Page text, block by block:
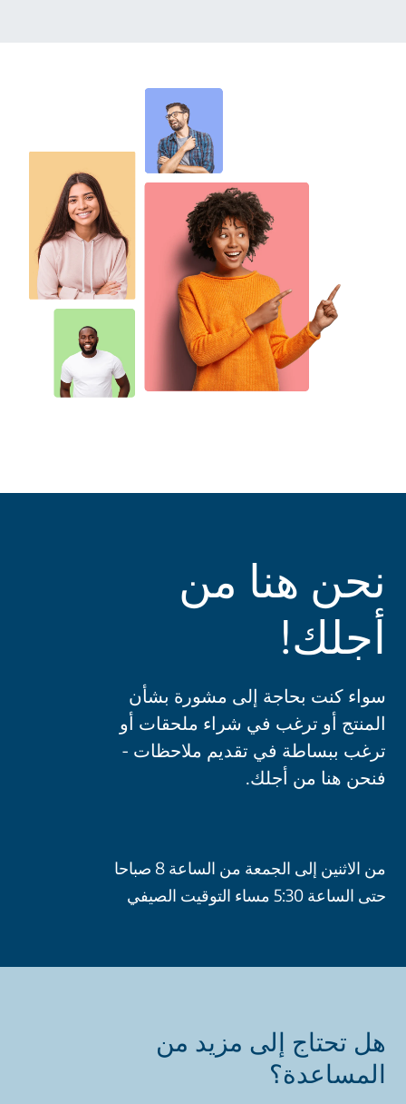
نحن هنا من
أجلك!
سواء كنت بحاجة إلى مشورة بشأن
المنتج أو ترغب في شراء ملحقات أو
ترغب ببساطة في تقديم ملاحظات -
فنحن هنا من أجلك.
من الاثنين إلى الجمعة من الساعة 8 صباحا
حتى الساعة 5:30 مساء التوقيت الصيفي
هل تحتاج إلى مزيد من
المساعدة؟